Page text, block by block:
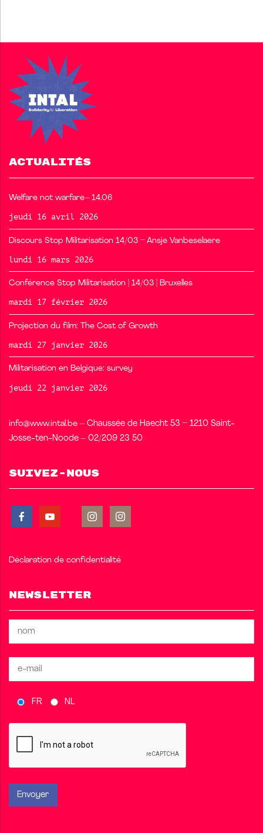
ACTUALITÉS
Welfare not warfare– 14.06
jeudi 16 avril 2026
Discours Stop Militarisation 14/03 – Ansje Vanbeselaere
lundi 16 mars 2026
Conférence Stop Militarisation | 14/03 | Bruxelles
mardi 17 février 2026
Projection du film: The Cost of Growth
mardi 27 janvier 2026
Militarisation en Belgique: survey
jeudi 22 janvier 2026
info@www.intal.be – Chaussée de Haecht 53 – 1210 Saint-
Josse-ten-Noode – 02/209 23 50
Suivez-nous
Déclaration de confidentialité
Newsletter
FR NL